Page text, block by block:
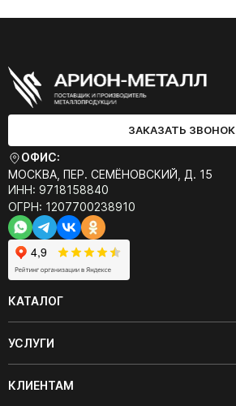
ЗАКАЗАТЬ ЗВОНОК
ОФИС:
МОСКВА, ПЕР. СЕМЁНОВСКИЙ, Д. 15
ИНН: 9718158840
ОГРН: 1207700238910
КАТАЛОГ
УСЛУГИ
КЛИЕНТАМ